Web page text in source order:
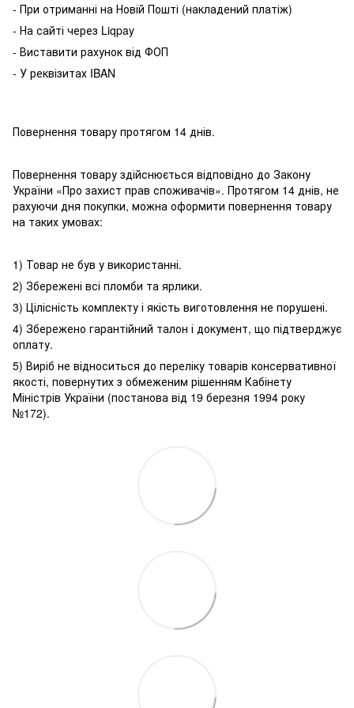
- При отриманні на Новій Пошті (накладений платіж)
- На сайті через Liqpay
- Виставити рахунок від ФОП
- У реквізитах IBAN
Повернення товару протягом 14 днів.
Повернення товару здійснюється відповідно до Закону
України «Про захист прав споживачів». Протягом 14 днів, не
рахуючи дня покупки, можна оформити повернення товару
на таких умовах:
1) Товар не був у використанні.
2) Збережені всі пломби та ярлики.
3) Цілісність комплекту і якість виготовлення не порушені.
4) Збережено гарантійний талон і документ, що підтверджує
оплату.
5) Виріб не відноситься до переліку товарів консервативної
якості, повернутих з обмеженим рішенням Кабінету
Міністрів України (постанова від 19 березня 1994 року
№172).